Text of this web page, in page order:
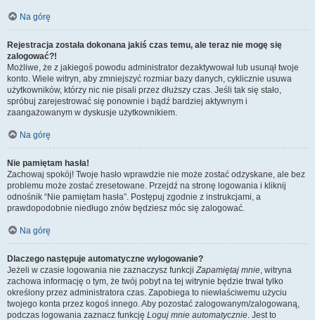
Na górę
Rejestracja została dokonana jakiś czas temu, ale teraz nie mogę się
zalogować?!
Możliwe, że z jakiegoś powodu administrator dezaktywował lub usunął twoje
konto. Wiele witryn, aby zmniejszyć rozmiar bazy danych, cyklicznie usuwa
użytkowników, którzy nic nie pisali przez dłuższy czas. Jeśli tak się stało,
spróbuj zarejestrować się ponownie i bądź bardziej aktywnym i
zaangażowanym w dyskusje użytkownikiem.
Na górę
Nie pamiętam hasła!
Zachowaj spokój! Twoje hasło wprawdzie nie może zostać odzyskane, ale bez
problemu może zostać zresetowane. Przejdź na stronę logowania i kliknij
odnośnik “Nie pamiętam hasła”. Postępuj zgodnie z instrukcjami, a
prawdopodobnie niedługo znów będziesz móc się zalogować.
Na górę
Dlaczego następuje automatyczne wylogowanie?
Jeżeli w czasie logowania nie zaznaczysz funkcjiZapamiętaj mnie, witryna
zachowa informację o tym, że twój pobyt na tej witrynie będzie trwał tylko
określony przez administratora czas. Zapobiega to niewłaściwemu użyciu
twojego konta przez kogoś innego. Aby pozostać zalogowanym/zalogowaną,
podczas logowania zaznacz funkcję Loguj mnie automatycznie. Jest to